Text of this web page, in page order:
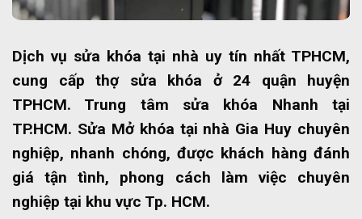
Dịch vụ sửa khóa tại nhà uy tín nhất TPHCM,
cung cấp thợ sửa khóa ở 24 quận huyện
TPHCM. Trung tâm sửa khóa Nhanh tại
TP.HCM. Sửa Mở khóa tại nhà Gia Huy chuyên
nghiệp, nhanh chóng, được khách hàng đánh
giá tận tình, phong cách làm việc chuyên
nghiệp tại khu vực Tp. HCM.